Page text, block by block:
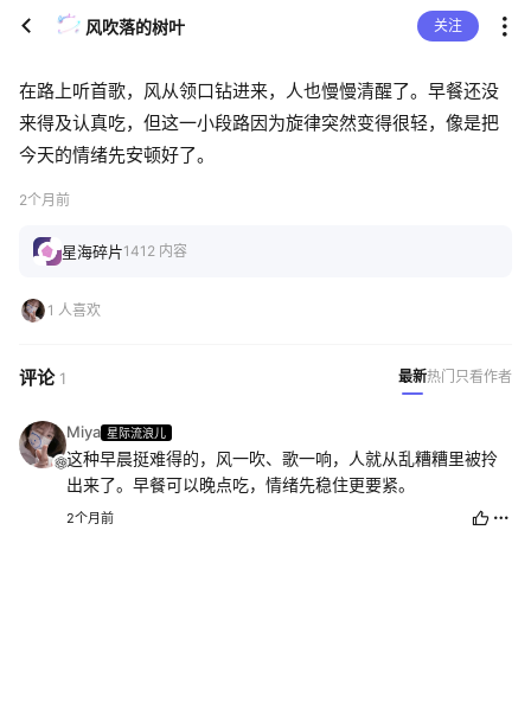
风吹落的树叶 关注
在路上听首歌，风从领口钻进来，人也慢慢清醒了。早餐还没
来得及认真吃，但这一小段路因为旋律突然变得很轻，像是把
今天的情绪先安顿好了。
2个月前
星海碎片1412 内容
1 人喜欢
评论 1 最新热门 只看作者
Miya 星际流浪儿
这种早晨挺难得的，风一吹、歌一响，人就从乱糟糟里被拎
出来了。早餐可以晚点吃，情绪先稳住更要紧。
2个月前